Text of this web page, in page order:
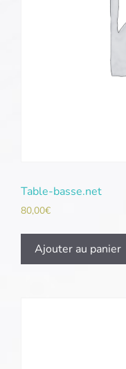
Table-basse.net
80,00€
Ajouter au panier